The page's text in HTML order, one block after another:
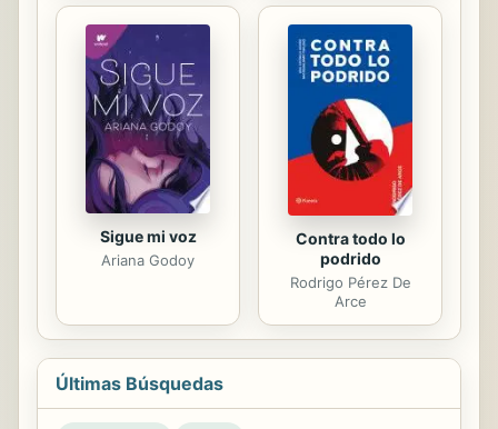
Sigue mi voz
Ariana Godoy
Contra todo lo
podrido
Rodrigo Pérez De
Arce
Últimas Búsquedas